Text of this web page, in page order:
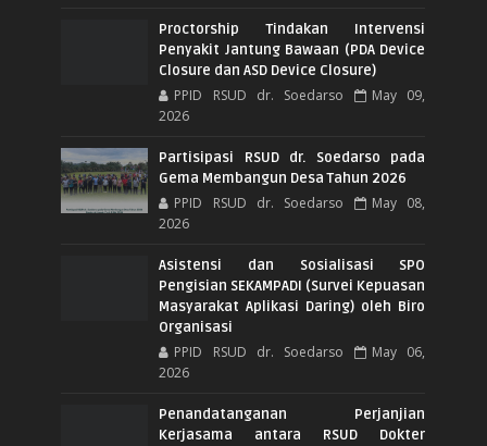
Proctorship Tindakan Intervensi
Penyakit Jantung Bawaan (PDA Device
Closure dan ASD Device Closure)
PPID RSUD dr. Soedarso
May 09,
2026
Partisipasi RSUD dr. Soedarso pada
Gema Membangun Desa Tahun 2026
PPID RSUD dr. Soedarso
May 08,
2026
Asistensi dan Sosialisasi SPO
Pengisian SEKAMPADI (Survei Kepuasan
Masyarakat Aplikasi Daring) oleh Biro
Organisasi
PPID RSUD dr. Soedarso
May 06,
2026
Penandatanganan Perjanjian
Kerjasama antara RSUD Dokter